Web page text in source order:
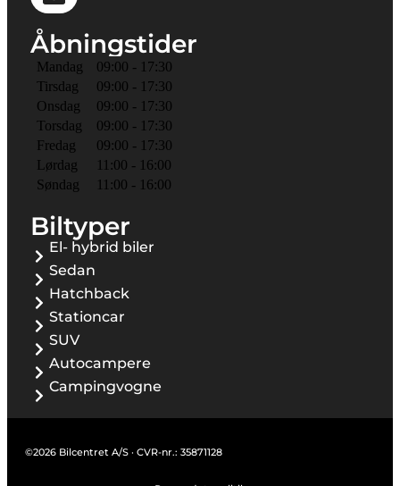
Åbningstider
Mandag
09:00 - 17:30
Tirsdag
09:00 - 17:30
Onsdag
09:00 - 17:30
Torsdag
09:00 - 17:30
Fredag
09:00 - 17:30
Lørdag
11:00 - 16:00
Søndag
11:00 - 16:00
Biltyper
El- hybrid biler
Sedan
Hatchback
Stationcar
SUV
Autocampere
Campingvogne
©2026 Bilcentret A/S · CVR-nr.: 35871128